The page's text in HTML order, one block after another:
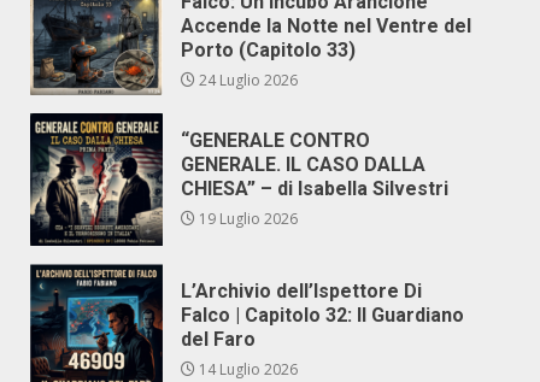
Accende la Notte nel Ventre del
Porto (Capitolo 33)
24 Luglio 2026
“GENERALE CONTRO
GENERALE. IL CASO DALLA
CHIESA” – di Isabella Silvestri
19 Luglio 2026
L’Archivio dell’Ispettore Di
Falco | Capitolo 32: Il Guardiano
del Faro
14 Luglio 2026